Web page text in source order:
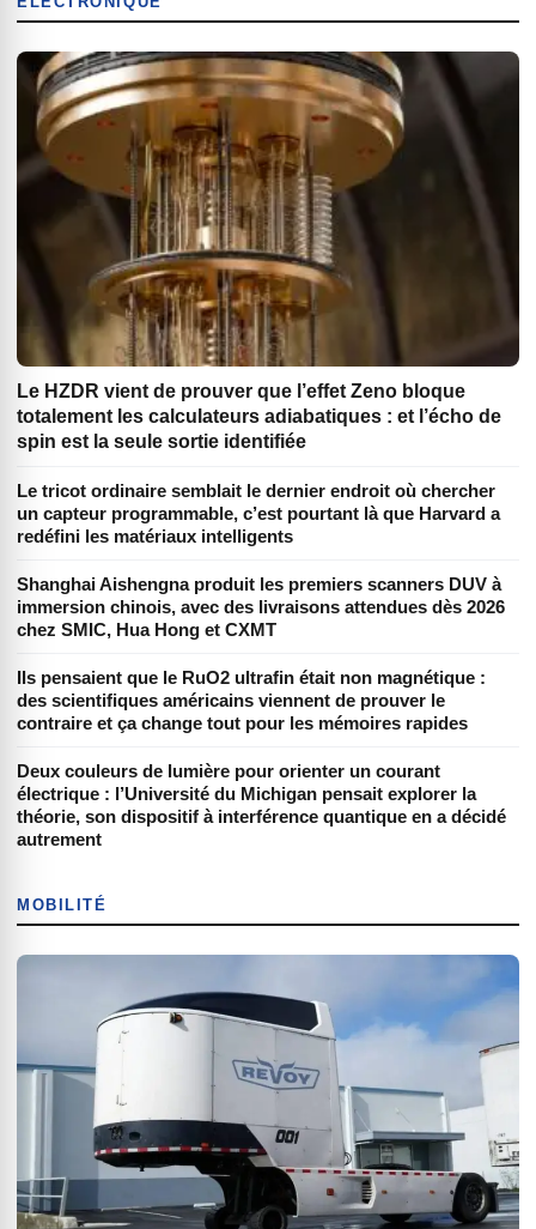
Le HZDR vient de prouver que l’effet Zeno bloque
totalement les calculateurs adiabatiques : et l’écho de
spin est la seule sortie identifiée
Le tricot ordinaire semblait le dernier endroit où chercher
un capteur programmable, c’est pourtant là que Harvard a
redéfini les matériaux intelligents
Shanghai Aishengna produit les premiers scanners DUV à
immersion chinois, avec des livraisons attendues dès 2026
chez SMIC, Hua Hong et CXMT
Ils pensaient que le RuO2 ultrafin était non magnétique :
des scientifiques américains viennent de prouver le
contraire et ça change tout pour les mémoires rapides
Deux couleurs de lumière pour orienter un courant
électrique : l’Université du Michigan pensait explorer la
théorie, son dispositif à interférence quantique en a décidé
autrement
MOBILITÉ